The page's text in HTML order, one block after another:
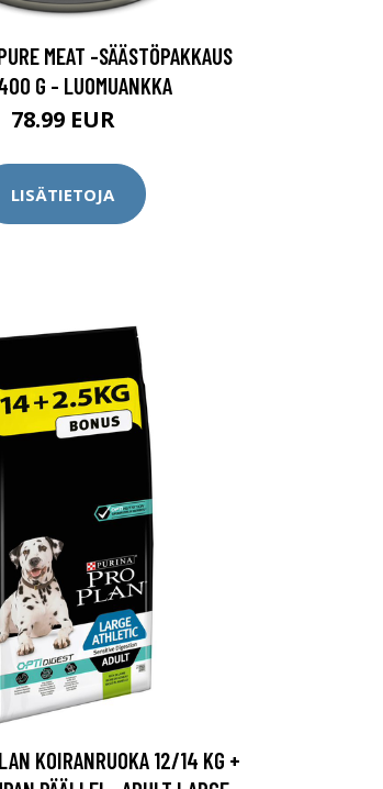
MEAT -SÄÄSTÖPAKKAUS
G - LUOMUANKKA
78.99 EUR
LISÄTIETOJA
KOIRANRUOKA 12/14 KG +